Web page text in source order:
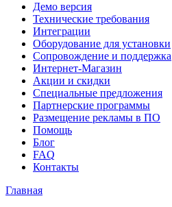
Демо версия
Технические требования
Интеграции
Оборудование для установки
Сопровождение и поддержка
Интернет-Магазин
Акции и скидки
Специальные предложения
Партнерские программы
Размещение рекламы в ПО
Помощь
Блог
FAQ
Контакты
Главная